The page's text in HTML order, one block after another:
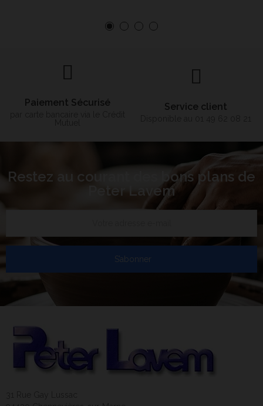
Paiement Sécurisé Service client
Restez au courant des bons plans de
Peter Lavem
S’abonner